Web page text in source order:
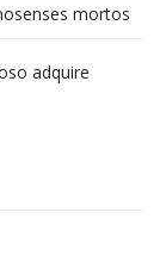
mortos
são
adquire